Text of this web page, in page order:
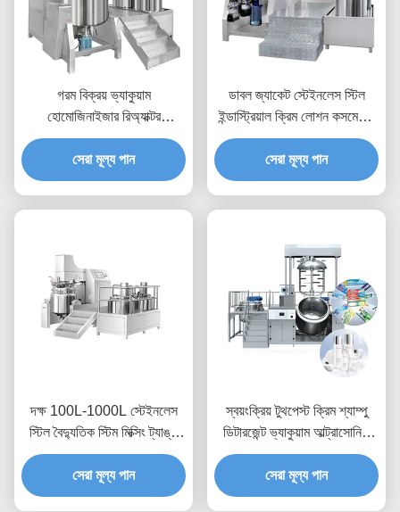
গরম বিক্রয় ভ্যাকুয়াম
হোমোজিনাইজার রিঅ্যাক্টর
পেট্রোলিয়াম জেলি ইমালসিফাইং
মিক্সিং ট্যাঙ্ক ইমালসিফায়ার মেশিন
সেরা মূল্য পান
ডাবল জ্যাকেট স্টেইনলেস স্টিল
ইন্ডাস্ট্রিয়াল ক্রিম লোশন কসমেটিক
ভ্যাকুয়াম ইমালসিফায়ার মেশিন
সেরা মূল্য পান
দক্ষ 100L-1000L স্টেইনলেস
স্টিল বৈদ্যুতিক স্টিম মিক্সিং ট্যাঙ্ক
হোমোজিনাইজিং ইমালসিফায়ার মেশিন
সেরা মূল্য পান
স্বয়ংক্রিয় টুথপেস্ট ক্রিম শ্যাম্পু
ডিটারজেন্ট ভ্যাকুয়াম আল্ট্রাসোনিক
এমুলসিফায়ার মেশিন
সেরা মূল্য পান